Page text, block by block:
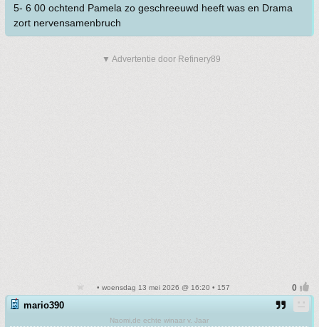
5- 6 00 ochtend Pamela zo geschreeuwd heeft was en Drama
zort nervensamenbruch
▼ Advertentie door Refinery89
• woensdag 13 mei 2026 @ 16:20 • 157
mario390
Naomi,de echte winaar v. Jaar